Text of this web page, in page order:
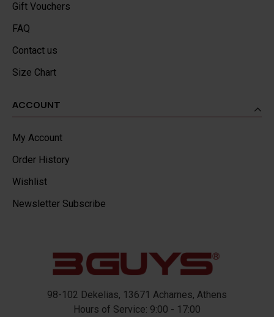
Gift Vouchers
FAQ
Contact us
Size Chart
ACCOUNT
My Account
Order History
Wishlist
Newsletter Subscribe
98-102 Dekelias, 13671 Acharnes, Athens
Hours of Service: 9:00 - 17:00